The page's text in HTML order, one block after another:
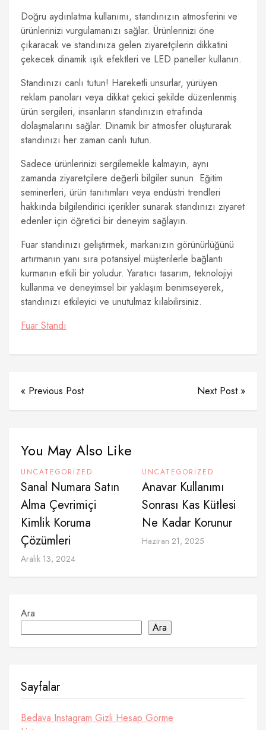
Doğru aydınlatma kullanımı, standınızın atmosferini ve
ürünlerinizi vurgulamanızı sağlar. Ürünlerinizi öne
çıkaracak ve standınıza gelen ziyaretçilerin dikkatini
çekecek dinamik ışık efektleri ve LED paneller kullanın.
Standınızı canlı tutun! Hareketli unsurlar, yürüyen
reklam panoları veya dikkat çekici şekilde düzenlenmiş
ürün sergileri, insanların standınızın etrafında
dolaşmalarını sağlar. Dinamik bir atmosfer oluşturarak
standınızı her zaman canlı tutun.
Sadece ürünlerinizi sergilemekle kalmayın, aynı
zamanda ziyaretçilere değerli bilgiler sunun. Eğitim
seminerleri, ürün tanıtımları veya endüstri trendleri
hakkında bilgilendirici içerikler sunarak standınızı ziyaret
edenler için öğretici bir deneyim sağlayın.
Fuar standınızı geliştirmek, markanızın görünürlüğünü
artırmanın yanı sıra potansiyel müşterilerle bağlantı
kurmanın etkili bir yoludur. Yaratıcı tasarım, teknolojiyi
kullanma ve deneyimsel bir yaklaşım benimseyerek,
standınızı etkileyici ve unutulmaz kılabilirsiniz.
Fuar Standı
« Previous Post Next Post »
You May Also Like
UNCATEGORIZED
Sanal Numara Satın
Alma Çevrimiçi
Kimlik Koruma
Çözümleri
Aralık 13, 2024
UNCATEGORIZED
Anavar Kullanımı
Sonrası Kas Kütlesi
Ne Kadar Korunur
Haziran 21, 2025
Ara
Ara
Sayfalar
Bedava Instagram Gizli Hesap Görme